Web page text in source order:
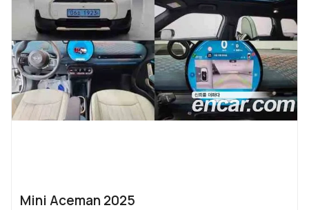
Mini Aceman 2025